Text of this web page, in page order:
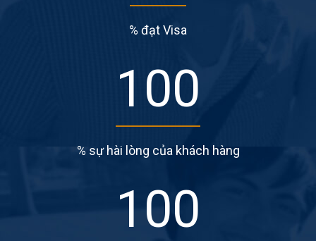
% đạt Visa
100
% sự hài lòng của khách hàng
100